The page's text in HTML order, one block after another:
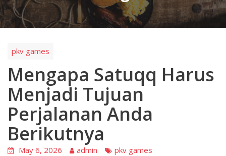
pkv games
Mengapa Satuqq Harus
Menjadi Tujuan
Perjalanan Anda
Berikutnya
May 6, 2026 admin pkv games